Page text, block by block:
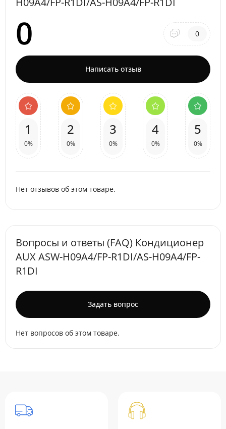
0 0
Написать отзыв
1
0%
2
0%
3
0%
4
0%
5
0%
Нет отзывов об этом товаре.
Вопросы и ответы (FAQ) Кондиционер
AUX ASW-H09A4/FP-R1DI/AS-H09A4/FP-
R1DI
Задать вопрос
Нет вопросов об этом товаре.